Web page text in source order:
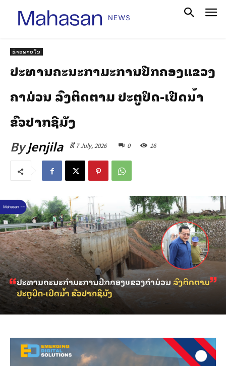
ຂ່າວພາຍໃນ
ປະທານຄະນະກຳມະການປົກຄອງແຂວງ
ຄໍາມ່ວນ ລົງຕິດຕາມ ປະຕູປິດ-ເປີດນໍ້າ
ຂົວປາກຊີມັງ
ByJenjila ທີ 7 July, 2026 0 16